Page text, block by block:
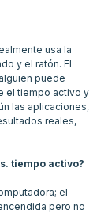
usa la
y el ratón. El
puede
el tiempo activo y
las aplicaciones,
reales,
tiempo activo?
el
pero no